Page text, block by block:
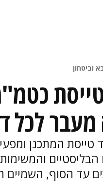
וביטחון
לכל
טייסת המתכנן
עד הסוף, השמיים